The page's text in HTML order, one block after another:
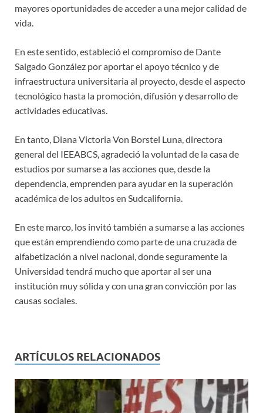
mayores oportunidades de acceder a una mejor calidad de
vida.
En este sentido, estableció el compromiso de Dante
Salgado González por aportar el apoyo técnico y de
infraestructura universitaria al proyecto, desde el aspecto
tecnológico hasta la promoción, difusión y desarrollo de
actividades educativas.
En tanto, Diana Victoria Von Borstel Luna, directora
general del IEEABCS, agradeció la voluntad de la casa de
estudios por sumarse a las acciones que, desde la
dependencia, emprenden para ayudar en la superación
académica de los adultos en Sudcalifornia.
En este marco, los invitó también a sumarse a las acciones
que están emprendiendo como parte de una cruzada de
alfabetización a nivel nacional, donde seguramente la
Universidad tendrá mucho que aportar al ser una
institución muy sólida y con una gran convicción por las
causas sociales.
ARTÍCULOS RELACIONADOS